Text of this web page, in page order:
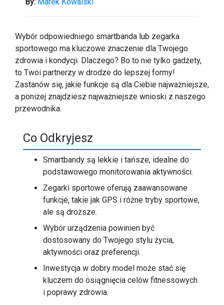
Wybór odpowiedniego smartbanda lub zegarka
sportowego ma kluczowe znaczenie dla Twojego
zdrowia i kondycji. Dlaczego? Bo to nie tylko gadżety,
to Twoi partnerzy w drodze do lepszej formy!
Zastanów się, jakie funkcje są dla Ciebie najważniejsze,
a poniżej znajdziesz najważniejsze wnioski z naszego
przewodnika.
Co Odkryjesz
Smartbandy są lekkie i tańsze, idealne do
podstawowego monitorowania aktywności.
Zegarki sportowe oferują zaawansowane
funkcje, takie jak GPS i różne tryby sportowe,
ale są droższe.
Wybór urządzenia powinien być
dostosowany do Twojego stylu życia,
aktywności oraz preferencji.
Inwestycja w dobry model może stać się
kluczem do osiągnięcia celów fitnessowych
i poprawy zdrowia.